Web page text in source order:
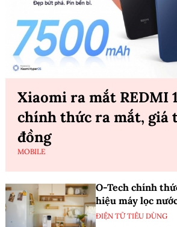
Xiaomi ra mắt REDMI
chính thức ra mắt, giá
đồng
MOBILE
O-Tech chính
hiệu máy lọc
ĐIỆN TỬ TIÊU DÙNG